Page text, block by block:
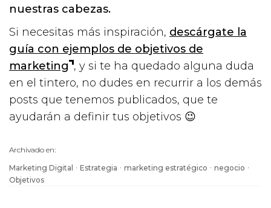
nuestras cabezas.
Si necesitas más inspiración, descárgate la
guía con ejemplos de objetivos de
marketing , y si te ha quedado alguna duda
en el tintero, no dudes en recurrir a los demás
posts que tenemos publicados, que te
ayudarán a definir tus objetivos 😉
Archivado en:
Marketing Digital · Estrategia · marketing estratégico · negocio ·
Objetivos